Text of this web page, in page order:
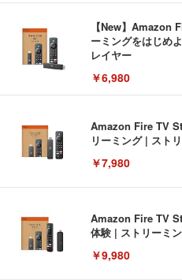
【New】Amazon
ーミングをはじめ
レイヤー
￥6,980
Amazon Fire TV
リーミング | スト
￥7,980
Amazon Fire TV
体験 | ストリーミ
￥9,980